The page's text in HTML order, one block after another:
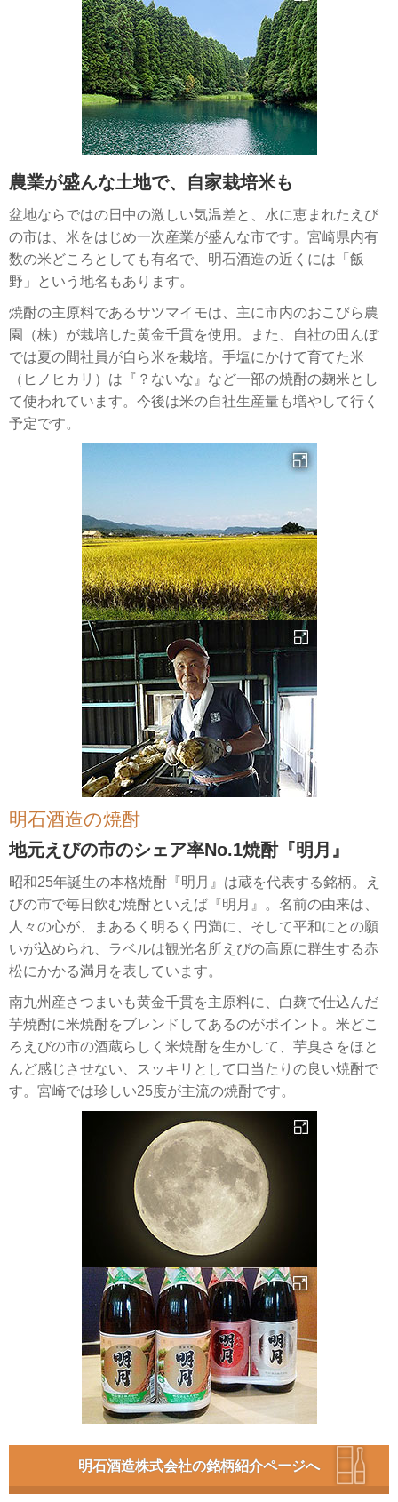
農業が盛んな土地で、自家栽培米も
盆地ならではの日中の激しい気温差と、水に恵まれたえび
の市は、米をはじめ一次産業が盛んな市です。宮崎県内有
数の米どころとしても有名で、明石酒造の近くには「飯
野」という地名もあります。
焼酎の主原料であるサツマイモは、主に市内のおこびら農
園（株）が栽培した黄金千貫を使用。また、自社の田んぼ
では夏の間社員が自ら米を栽培。手塩にかけて育てた米
（ヒノヒカリ）は『？ないな』など一部の焼酎の麹米とし
て使われています。今後は米の自社生産量も増やして行く
予定です。
明石酒造の焼酎
地元えびの市のシェア率No.1焼酎『明月』
昭和25年誕生の本格焼酎『明月』は蔵を代表する銘柄。え
びの市で毎日飲む焼酎といえば『明月』。名前の由来は、
人々の心が、まあるく明るく円満に、そして平和にとの願
いが込められ、ラベルは観光名所えびの高原に群生する赤
松にかかる満月を表しています。
南九州産さつまいも黄金千貫を主原料に、白麹で仕込んだ
芋焼酎に米焼酎をブレンドしてあるのがポイント。米どこ
ろえびの市の酒蔵らしく米焼酎を生かして、芋臭さをほと
んど感じさせない、スッキリとして口当たりの良い焼酎で
す。宮崎では珍しい25度が主流の焼酎です。
明石酒造株式会社の銘柄紹介ページへ